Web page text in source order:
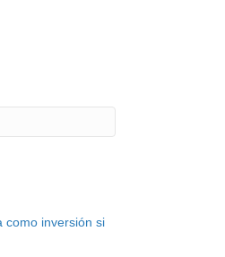
como inversión si